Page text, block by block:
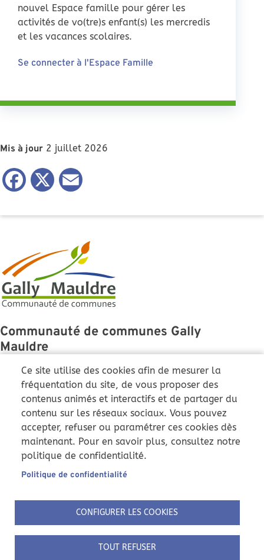
nouvel Espace famille pour gérer les
activités de vo(tre)s enfant(s) les mercredis
et les vacances scolaires.
Se connecter à l'Espace Famille
Mis à jour 2 juillet 2026
Facebook
X
Communauté de communes Gally
Mauldre
43 Grande Rue
78810 Feucherolles
01 86 36 01 51
ccgm@cc-gallymauldre.fr
Du lundi au vendredi :
9h-12h et 14h-17h
Samedi : 9h-12h (uniquementPôle instruction
Nous suivre
Ce site utilise des cookies afin de mesurer la
fréquentation du site, de vous proposer des
contenus animés et interactifs et de partager du
contenu sur les réseaux sociaux. Vous pouvez
accepter, refuser ou paramétrer ces cookies dès
maintenant. Pour en savoir plus, consultez notre
politique de confidentialité.
Politique de confidentialité
CONFIGURER LES COOKIES
TOUT REFUSER
MENTIONS LÉGALES